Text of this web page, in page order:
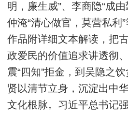
明，廉生威”、李商隐“成
仲淹“清心做官，莫营私利
作品附详细文本解读，把
政爱民的价值追求讲透彻
震“四知”拒金，到吴隐之
贤以清节立身，沉淀出中
文化根脉。习近平总书记